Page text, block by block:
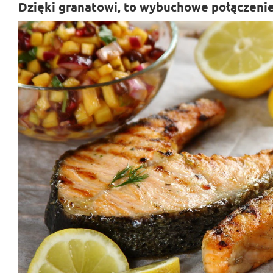
Dzięki granatowi, to wybuchowe